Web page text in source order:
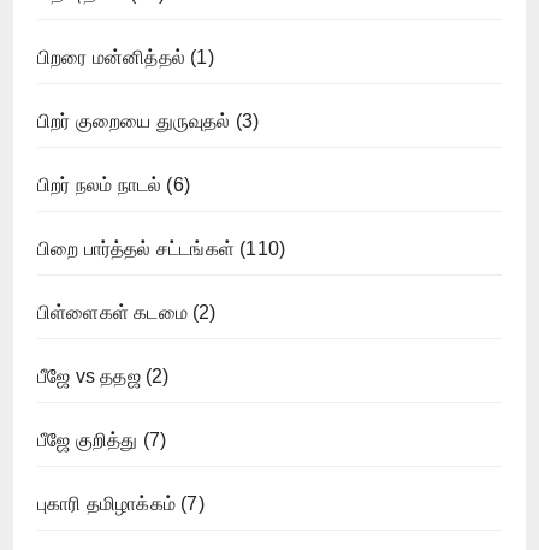
பிறரை மன்னித்தல் (1)
பிறர் குறையை துருவுதல் (3)
பிறர் நலம் நாடல் (6)
பிறை பார்த்தல் சட்டங்கள் (110)
பிள்ளைகள் கடமை(2)
பீஜே vs ததஜ(2)
பீஜே குறித்து (7)
புகாரி தமிழாக்கம் (7)